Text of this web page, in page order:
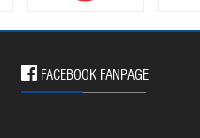
FACEBOOK FANPAGE